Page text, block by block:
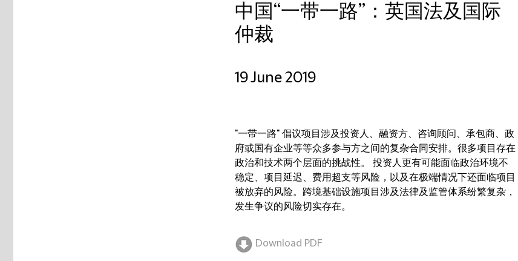
中国“一带一路”：英国法及国际
仲裁
19 June 2019
"一带一路" 倡议项目涉及投资人、融资方、咨询顾问、承包商、政
府或国有企业等等众多参与方之间的复杂合同安排。很多项目存在
政治和技术两个层面的挑战性。 投资人更有可能面临政治环境不
稳定、项目延迟、费用超支等风险，以及在极端情况下还面临项目
被放弃的风险。跨境基础设施项目涉及法律及监管体系纷繁复杂，
发生争议的风险切实存在。
Download PDF